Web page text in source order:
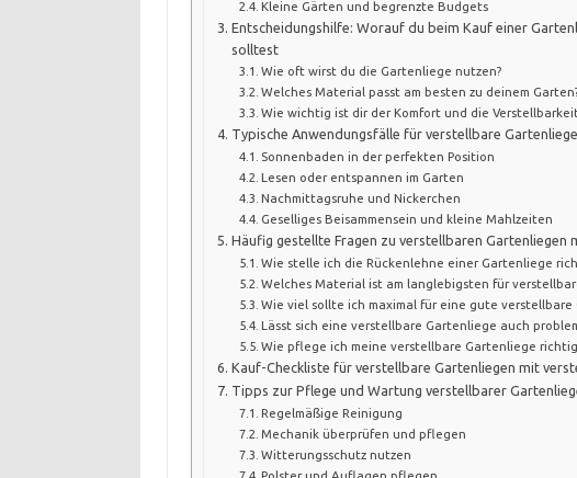
Kleine Gärten und begrenzte Budgets
Entscheidungshilfe: Worauf du beim Kauf einer
solltest
Wie oft wirst du die Gartenliege nutzen?
Welches Material passt am besten zu deinem
Wie wichtig ist dir der Komfort und die
Typische Anwendungsfälle für verstellbare
Sonnenbaden in der perfekten Position
Lesen oder entspannen im Garten
Nachmittagsruhe und Nickerchen
Geselliges Beisammensein und kleine Mahlzeiten
Häufig gestellte Fragen zu verstellbaren Gartenliegen
Wie stelle ich die Rückenlehne einer Gartenliege
Welches Material ist am langlebigsten für
Wie viel sollte ich maximal für eine gute verstellbare
Lässt sich eine verstellbare Gartenliege auch
Wie pflege ich meine verstellbare Gartenliege
Kauf-Checkliste für verstellbare Gartenliegen mit
Tipps zur Pflege und Wartung verstellbarer
Regelmäßige Reinigung
Mechanik überprüfen und pflegen
Witterungsschutz nutzen